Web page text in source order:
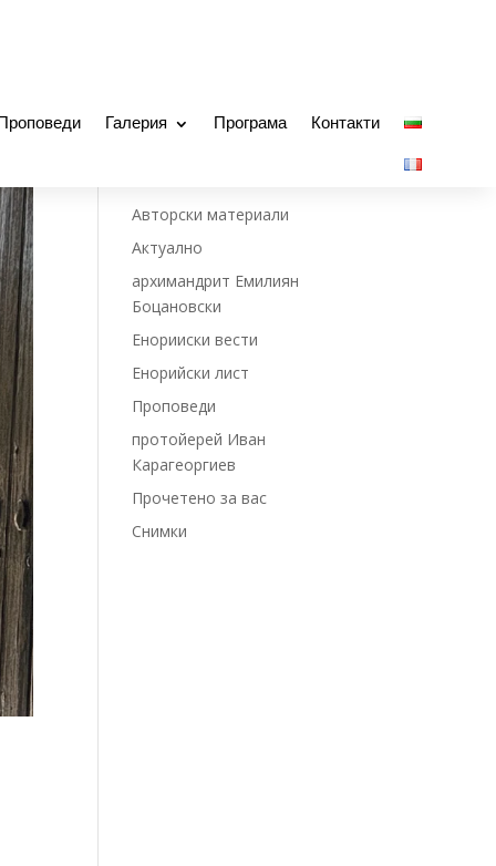
Галерия Програма Контакти
Авторски материали
Актуално
архимандрит Емилиян
Боцановски
Енорииски вести
Енорийски лист
Проповеди
протойерей Иван
Карагеоргиев
Прочетено за вас
Снимки